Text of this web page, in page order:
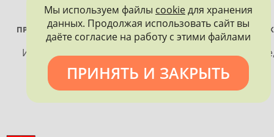
ПРОЕКТ РЕАЛИЗУЕТСЯ ПРИ ПОДДЕРЖКЕ ПРАВИТЕЛЬСТВА
ПЕТЕРБУРГА
Использование материалов, размещенных на
допускается только с согласия правообладателя и
обязательной ссылкой на источник информации.
Мы используем файлы cookieдля хранения
данных. Продолжая использовать сайт вы
даёте согласие на работу с этими файлами
ПРИНЯТЬ И ЗАКРЫТЬ